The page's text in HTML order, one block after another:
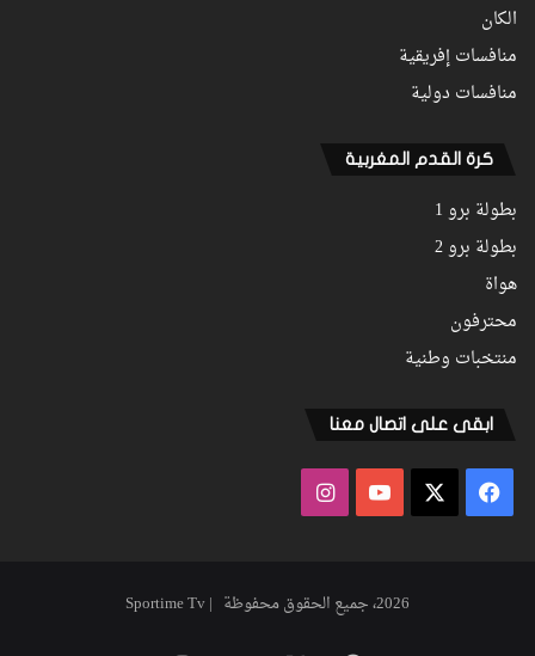
الكان
منافسات إفريقية
منافسات دولية
كرة القدم المغربية
بطولة برو 1
بطولة برو 2
هواة
محترفون
منتخبات وطنية
ابقى على اتصال معنا
فيسبوك ‫YouTubeانستقرام
2026، جميع الحقوق محفوظة | Sportime Tv